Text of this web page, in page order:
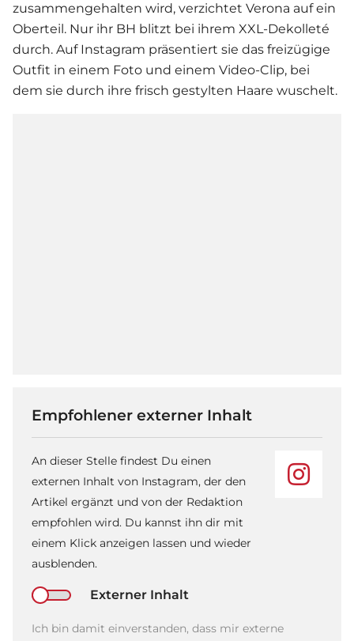
zusammengehalten wird, verzichtet Verona auf ein
Oberteil. Nur ihr BH blitzt bei ihrem XXL-Dekolleté
durch. Auf Instagram präsentiert sie das freizügige
Outfit in einem Foto und einem Video-Clip, bei
dem sie durch ihre frisch gestylten Haare wuschelt.
Empfohlener externer Inhalt
An dieser Stelle findest Du einen
externen Inhalt von Instagram, der den
Artikel ergänzt und von der Redaktion
empfohlen wird. Du kannst ihn dir mit
einem Klick anzeigen lassen und wieder
ausblenden.
Externer Inhalt
Ich bin damit einverstanden, dass mir externe